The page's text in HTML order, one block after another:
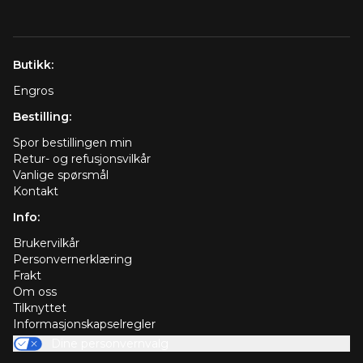
Butikk:
Engros
Bestilling:
Spor bestillingen min
Retur- og refusjonsvilkår
Vanlige spørsmål
Kontakt
Info:
Brukervilkår
Personvernerklæring
Frakt
Om oss
Tilknyttet
Informasjonskapselregler